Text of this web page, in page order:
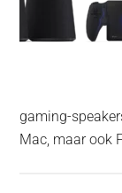
gaming-
Mac, maar ook